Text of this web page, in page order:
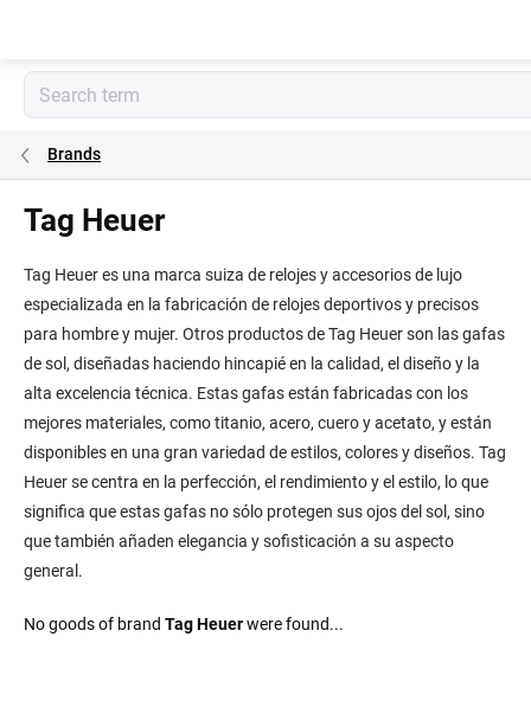
Brands
Tag Heuer
Tag Heuer es una marca suiza de relojes y accesorios de lujo
especializada en la fabricación de relojes deportivos y precisos
para hombre y mujer. Otros productos de Tag Heuer son las gafas
de sol, diseñadas haciendo hincapié en la calidad, el diseño y la
alta excelencia técnica. Estas gafas están fabricadas con los
mejores materiales, como titanio, acero, cuero y acetato, y están
disponibles en una gran variedad de estilos, colores y diseños. Tag
Heuer se centra en la perfección, el rendimiento y el estilo, lo que
significa que estas gafas no sólo protegen sus ojos del sol, sino
que también añaden elegancia y sofisticación a su aspecto
general.
No goods of brand Tag Heuerwere found...